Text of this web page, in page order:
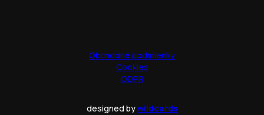
Obchodné podmienky
Cookies
GDPR
designed bywildcards